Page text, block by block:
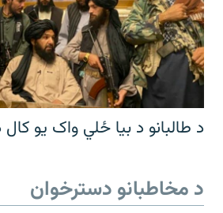
د طالبانو د بیا ځلي واک یو
د مخاطبانو دسترخوان